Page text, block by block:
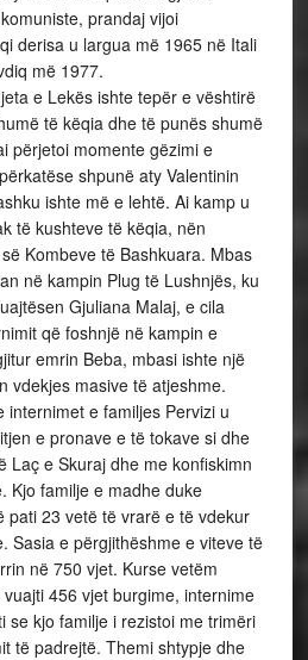
prandaj vijoi
derisa u largua më 1965 në Itali
më 1977.
e Lekës ishte tepër e vështirë
të këqia dhe të punës shumë
përjetoi momente gëzimi e
shpunë aty Valentinin
ishte më e lehtë. Ai kamp u
të kushteve të këqia, nën
Kombeve të Bashkuara. Mbas
në kampin Plug të Lushnjës, ku
Gjuliana Malaj, e cila
që foshnjë në kampin e
emrin Beba, mbasi ishte një
vdekjes masive të atjeshme.
e familjes Pervizi u
e pronave e të tokave si dhe
Laç e Skuraj dhe me konfiskimn
Kjo familje e madhe duke
pati 23 vetë të vrarë e të vdekur
Sasia e përgjithëshme e viteve të
në 750 vjet. Kurse vetëm
456 vjet burgime, internime
se kjo familje i rezistoi me trimëri
të padrejtë. Themi shtypje dhe